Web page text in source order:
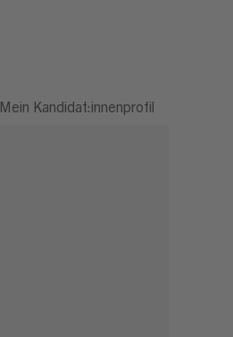
Mein Kandidat:innenprofil